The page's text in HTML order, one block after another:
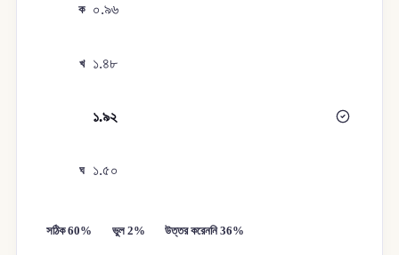
ক ০.৯৬
খ ১.৪৮
১.৯২
ঘ ১.৫০
সঠিক 60% ভুল 2% উত্তর করেননি 36%